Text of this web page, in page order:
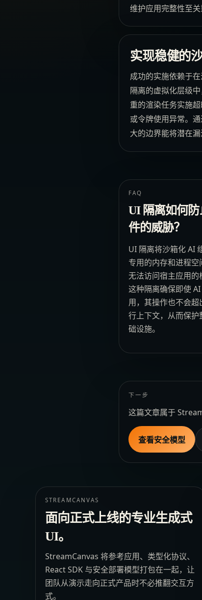
维护应用完整性至关
实现稳健的
成功的实施依赖于
隔离的虚拟化层级
重的渲染任务实施
或令牌使用异常。
大的边界能将潜在
FAQ
UI 隔离如何防
件的威胁？
UI 隔离将沙箱化 AI
专用的内存和进程空
无法访问宿主应用的
这种隔离确保即使
用，其操作也不会超
行上下文，从而保护
础设施。
下一步
这篇文章属于
查看安全模型
STREAMCANVAS
面向正式上线的专业生成式
UI。
StreamCanvas 将参考应用、类型化协议、
React SDK 与安全部署模型打包在一起，让
团队从演示走向正式产品时不必推翻交互方
式。